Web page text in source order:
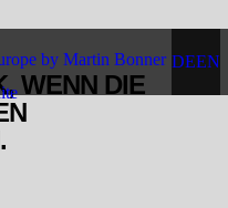
DEEN
WENN DIE